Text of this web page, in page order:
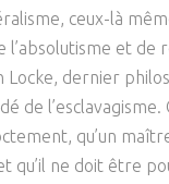
ceux-là
l’absolutisme et de
Locke, dernier
de l’esclavagisme.
qu’un
qu’il ne doit être